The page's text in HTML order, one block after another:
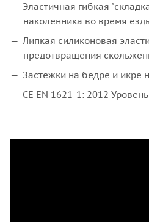
Эластичная гибкая
наколенника во время
Липкая силиконовая
предотвращения
Застежки на бедре и икре
CE EN 1621-1: 2012